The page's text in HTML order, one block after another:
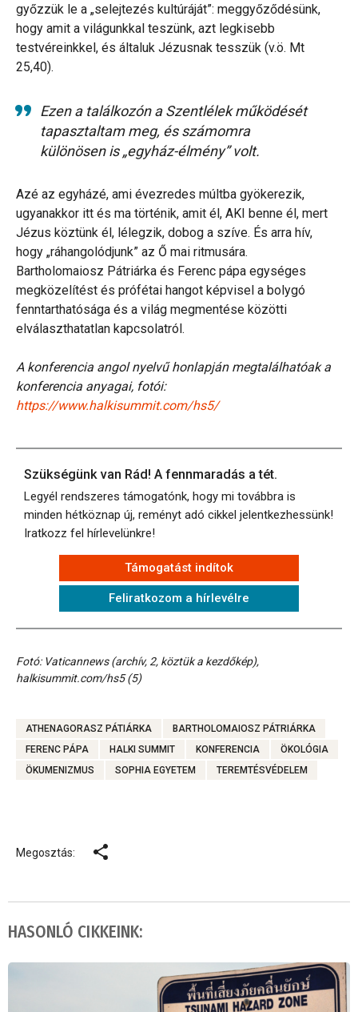
győzzük le a „selejtezés kultúráját”: meggyőződésünk,
hogy amit a világunkkal teszünk, azt legkisebb
testvéreinkkel, és általuk Jézusnak tesszük (v.ö. Mt
25,40).
Ezen a találkozón a Szentlélek működését
tapasztaltam meg, és számomra
különösen is „egyház-élmény” volt.
Azé az egyházé, ami évezredes múltba gyökerezik,
ugyanakkor itt és ma történik, amit él, AKI benne él, mert
Jézus köztünk él, lélegzik, dobog a szíve. És arra hív,
hogy „ráhangolódjunk” az Ő mai ritmusára.
Bartholomaiosz Pátriárka és Ferenc pápa egységes
megközelítést és prófétai hangot képvisel a bolygó
fenntarthatósága és a világ megmentése közötti
elválaszthatatlan kapcsolatról.
A konferencia angol nyelvű honlapján megtalálhatóak a
konferencia anyagai, fotói:
https://www.halkisummit.com/hs5/
Szükségünk van Rád! A fennmaradás a tét.
Legyél rendszeres támogatónk, hogy mi továbbra is
minden hétköznap új, reményt adó cikkel jelentkezhessünk!
Iratkozz fel hírlevelünkre!
Támogatást indítok
Feliratkozom a hírlevélre
Fotó: Vaticannews (archív, 2, köztük a kezdőkép),
halkisummit.com/hs5 (5)
ATHENAGORASZ PÁTIÁRKA
BARTHOLOMAIOSZ PÁTRIÁRKA
FERENC PÁPA
HALKI SUMMIT KONFERENCIA
ÖKOLÓGIA
ÖKUMENIZMUS
SOPHIA EGYETEM TEREMTÉSVÉDELEM
Megosztás:
HASONLÓ CIKKEINK: